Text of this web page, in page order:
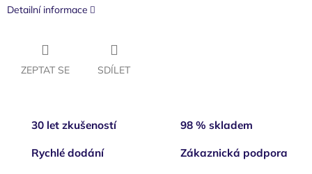
Detailní informace
ZEPTAT SE SDÍLET
30 let zkušeností 98 % skladem
Rychlé dodání Zákaznická podpora